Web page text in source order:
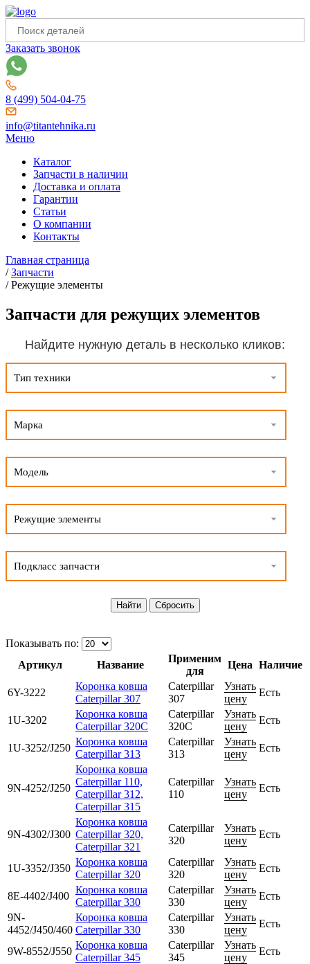
Заказать звонок
8 (499) 504-04-75
info@titantehnika.ru
Меню
Каталог
Запчасти в наличии
Доставка и оплата
Гарантии
Статьи
О компании
Контакты
Главная страница
/Запчасти
/Режущие элементы
Запчасти для режущих элементов
Найдите нужную деталь в несколько кликов:
Тип техники
Марка
Модель
Режущие элементы
Подкласс запчасти
Показывать по:
Артикул
Название
Применим
для
Цена Наличие
6Y-3222
Коронка ковша
Caterpillar 307
Caterpillar
307
Узнать
цену
Есть
1U-3202
Коронка ковша
Caterpillar 320C
Caterpillar
320C
Узнать
цену
Есть
1U-3252/J250
Коронка ковша
Caterpillar 313
Caterpillar
313
Узнать
цену
Есть
9N-4252/J250
Коронка ковша
Caterpillar 110,
Caterpillar 312,
Caterpillar 315
Caterpillar
110
Узнать
цену
Есть
9N-4302/J300
Коронка ковша
Caterpillar 320,
Caterpillar 321
Caterpillar
320
Узнать
цену
Есть
1U-3352/J350
Коронка ковша
Caterpillar 320
Caterpillar
320
Узнать
цену
Есть
8E-4402/J400
Коронка ковша
Caterpillar 330
Caterpillar
330
Узнать
цену
Есть
9N-
4452/J450/460
Коронка ковша
Caterpillar 330
Caterpillar
330
Узнать
цену
Есть
9W-8552/J550
Коронка ковша
Caterpillar 345
Caterpillar
345
Узнать
цену
Есть